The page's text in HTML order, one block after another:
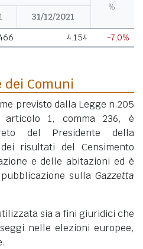
%
31/12/2021
4.154 -7,0%
dei Comuni
previsto dalla Legge n.205
articolo 1, comma 236, è
del Presidente della
risultati del Censimento
e delle abitazioni ed è
sulla Gazzetta
sia a fini giuridici che
nelle elezioni europee,